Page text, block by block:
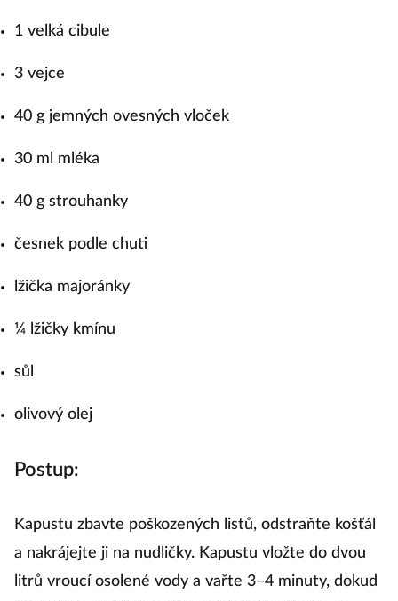
1 velká cibule
3 vejce
40 g jemných ovesných vloček
30 ml mléka
40 g strouhanky
česnek podle chuti
lžička majoránky
¼ lžičky kmínu
sůl
olivový olej
Postup:
Kapustu zbavte poškozených listů, odstraňte košťál
a nakrájejte ji na nudličky. Kapustu vložte do dvou
litrů vroucí osolené vody a vařte 3–4 minuty, dokud